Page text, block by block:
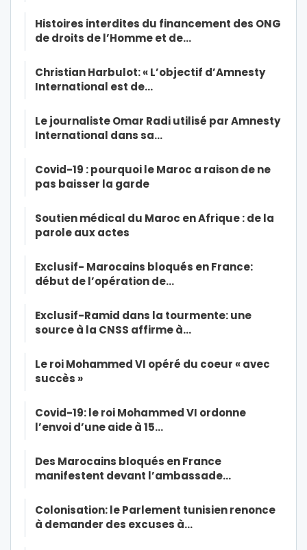
Histoires interdites du financement des ONG
de droits de l’Homme et de…
Christian Harbulot: « L’objectif d’Amnesty
International est de…
Le journaliste Omar Radi utilisé par Amnesty
International dans sa…
Covid-19 : pourquoi le Maroc a raison de ne
pas baisser la garde
Soutien médical du Maroc en Afrique : de la
parole aux actes
Exclusif- Marocains bloqués en France:
début de l’opération de…
Exclusif-Ramid dans la tourmente: une
source à la CNSS affirme à…
Le roi Mohammed VI opéré du coeur « avec
succès »
Covid-19: le roi Mohammed VI ordonne
l’envoi d’une aide à 15…
Des Marocains bloqués en France
manifestent devant l’ambassade…
Colonisation: le Parlement tunisien renonce
à demander des excuses à…